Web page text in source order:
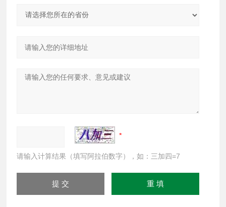
请输入计算结果（填写阿拉伯数字），如：三加四=7